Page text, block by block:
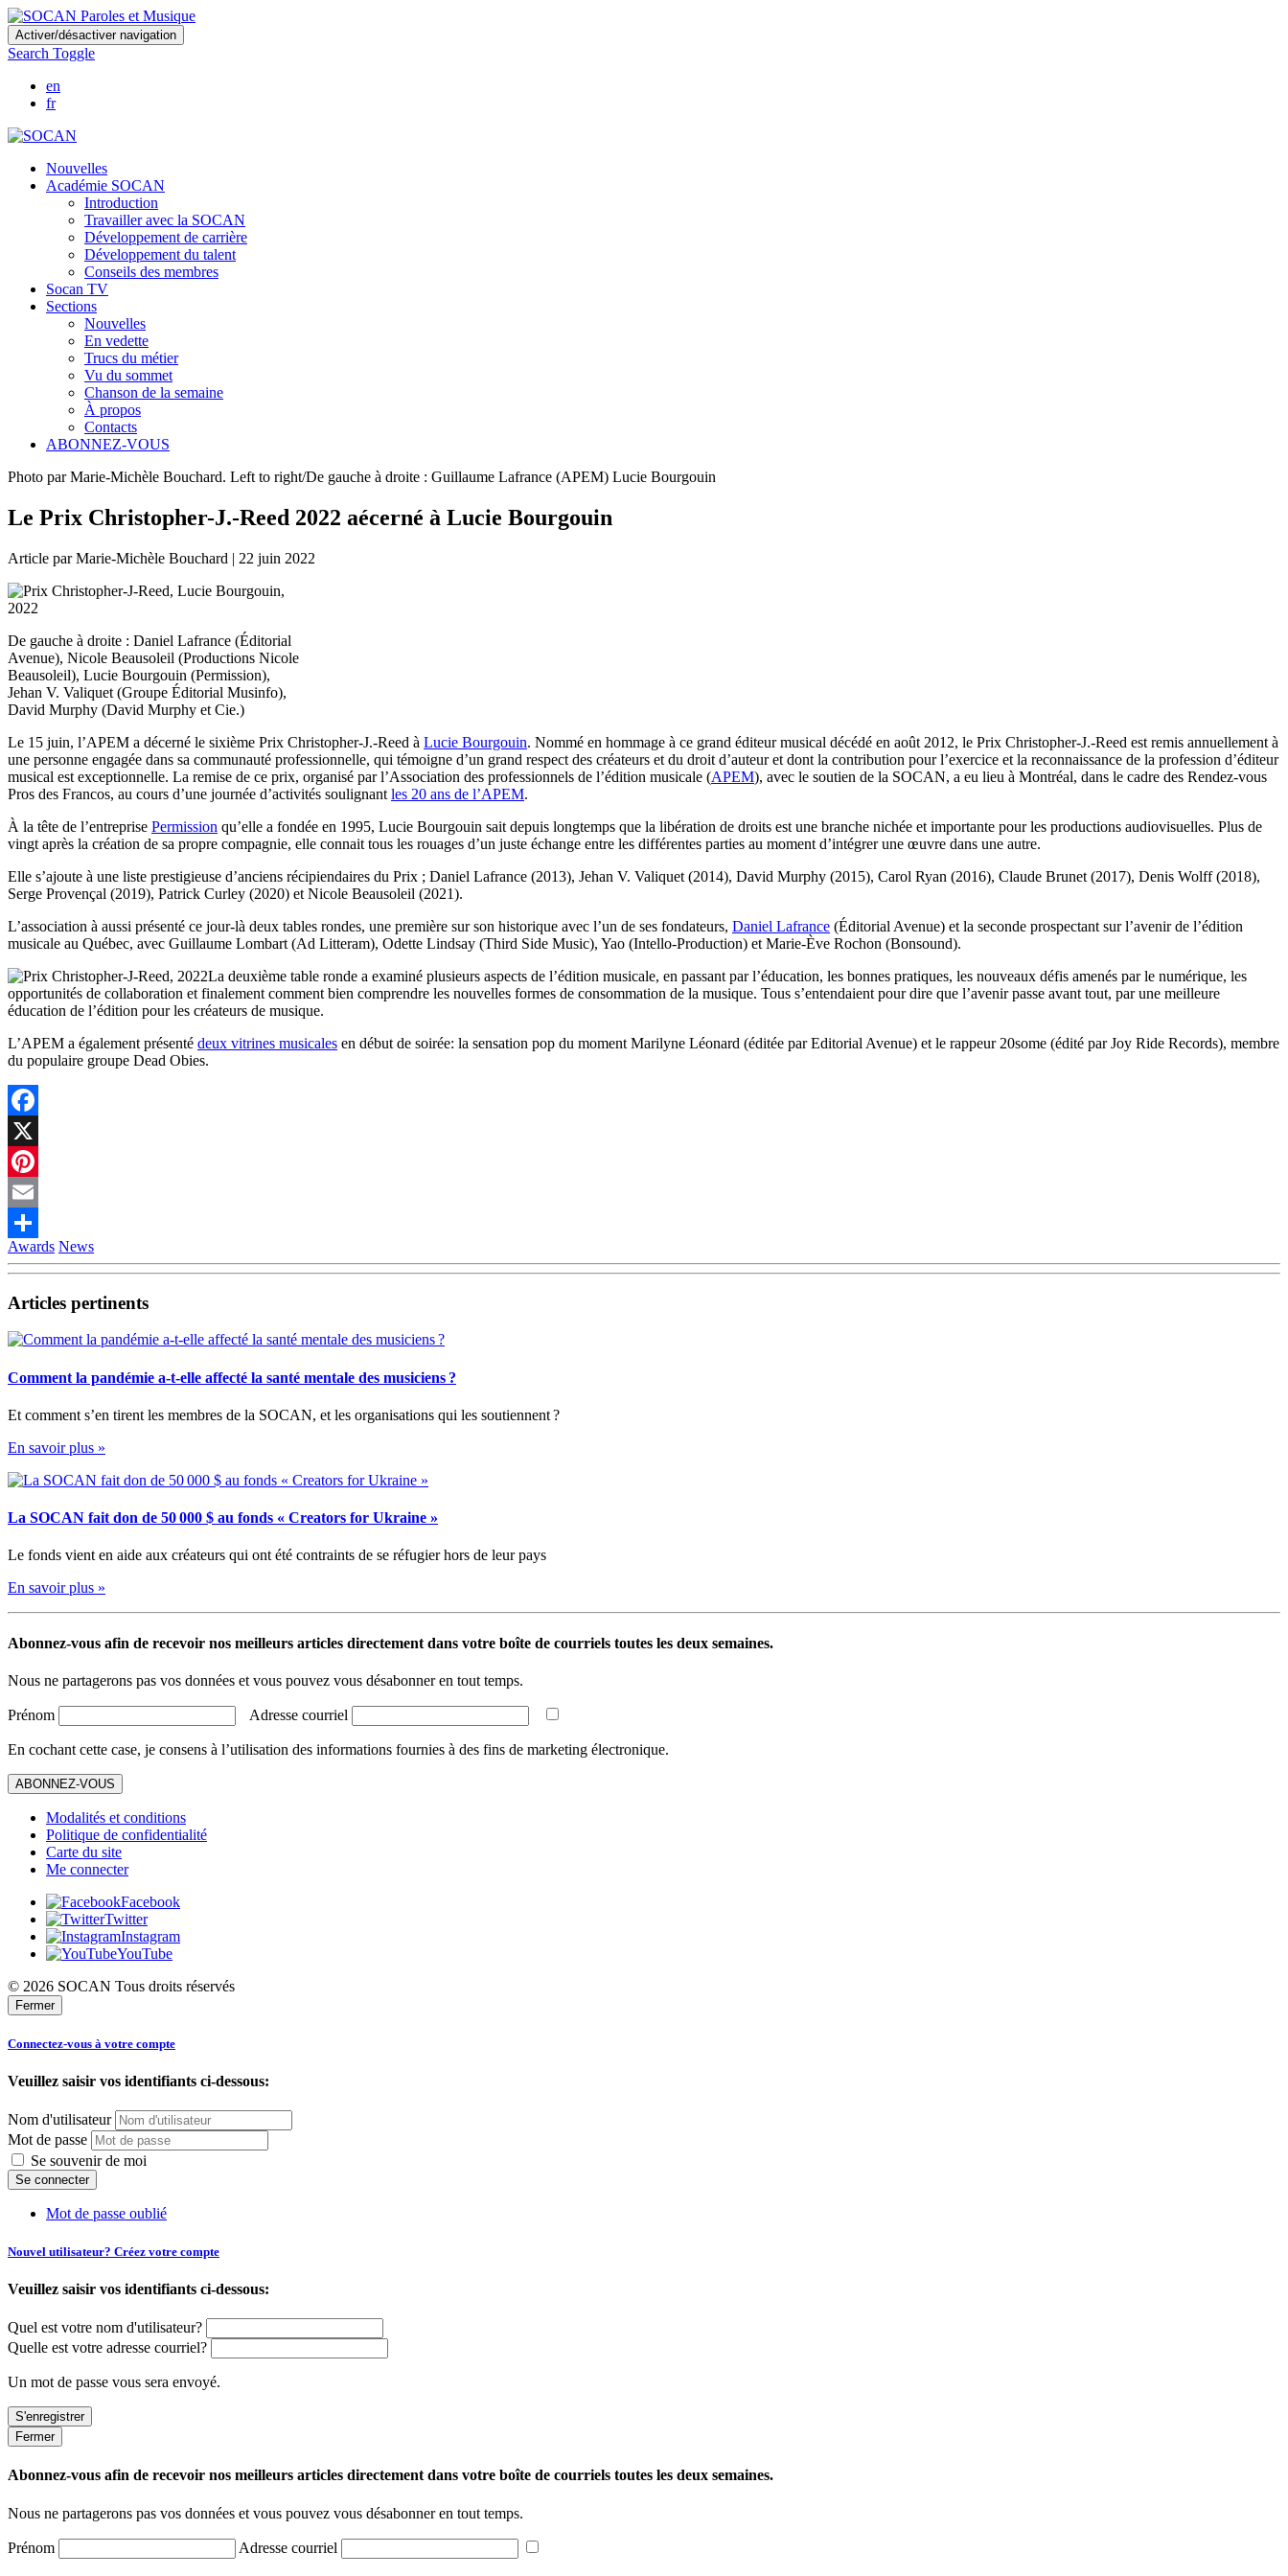
Skip
to
main
content
Activer/désactiver navigation
Search Toggle
en
fr
Nouvelles
Académie SOCAN
Introduction
Travailler avec la SOCAN
Développement de carrière
Développement du talent
Conseils des membres
Socan TV
Sections
Nouvelles
En vedette
Trucs du métier
Vu du sommet
Chanson de la semaine
À propos
Contacts
ABONNEZ-VOUS
Photo par Marie-Michèle Bouchard. Left to right/De gauche à droite : Guillaume Lafrance (APEM) Lucie Bourgouin
Le Prix Christopher-J.-Reed 2022 aécerné à Lucie Bourgouin
Article par Marie-Michèle Bouchard | 22 juin 2022
De gauche à droite : Daniel Lafrance (Éditorial
Avenue), Nicole Beausoleil (Productions Nicole
Beausoleil), Lucie Bourgouin (Permission),
Jehan V. Valiquet (Groupe Éditorial Musinfo),
David Murphy (David Murphy et Cie.)
Le 15 juin, l’APEM a décerné le sixième Prix Christopher-J.-Reed à Lucie Bourgouin. Nommé en hommage à ce grand éditeur musical décédé en août 2012, le Prix Christopher-J.-Reed est remis annuellement à
une personne engagée dans sa communauté professionnelle, qui témoigne d’un grand respect des créateurs et du droit d’auteur et dont la contribution pour l’exercice et la reconnaissance de la profession d’éditeur
musical est exceptionnelle. La remise de ce prix, organisé par l’Association des professionnels de l’édition musicale (APEM), avec le soutien de la SOCAN, a eu lieu à Montréal, dans le cadre des Rendez-vous
Pros des Francos, au cours d’une journée d’activités soulignant les 20 ans de l’APEM.
À la tête de l’entreprise Permission qu’elle a fondée en 1995, Lucie Bourgouin sait depuis longtemps que la libération de droits est une branche nichée et importante pour les productions audiovisuelles. Plus de
vingt après la création de sa propre compagnie, elle connait tous les rouages d’un juste échange entre les différentes parties au moment d’intégrer une œuvre dans une autre.
Elle s’ajoute à une liste prestigieuse d’anciens récipiendaires du Prix ; Daniel Lafrance (2013), Jehan V. Valiquet (2014), David Murphy (2015), Carol Ryan (2016), Claude Brunet (2017), Denis Wolff (2018),
Serge Provençal (2019), Patrick Curley (2020) et Nicole Beausoleil (2021).
L’association à aussi présenté ce jour-là deux tables rondes, une première sur son historique avec l’un de ses fondateurs, Daniel Lafrance (Éditorial Avenue) et la seconde prospectant sur l’avenir de l’édition
musicale au Québec, avec Guillaume Lombart (Ad Litteram), Odette Lindsay (Third Side Music), Yao (Intello-Production) et Marie-Ève Rochon (Bonsound).
La deuxième table ronde a examiné plusieurs aspects de l’édition musicale, en passant par l’éducation, les bonnes pratiques, les nouveaux défis amenés par le numérique, les
opportunités de collaboration et finalement comment bien comprendre les nouvelles formes de consommation de la musique. Tous s’entendaient pour dire que l’avenir passe avant tout, par une meilleure
éducation de l’édition pour les créateurs de musique.
L’APEM a également présenté deux vitrines musicales en début de soirée: la sensation pop du moment Marilyne Léonard (éditée par Editorial Avenue) et le rappeur 20some (édité par Joy Ride Records), membre
du populaire groupe Dead Obies.
Facebook
X
Pinterest
Email
Partager
Awards News
Articles pertinents
Comment la pandémie a-t-elle affecté la santé mentale des musiciens ?
Et comment s’en tirent les membres de la SOCAN, et les organisations qui les soutiennent ?
En savoir plus »
La SOCAN fait don de 50 000 $ au fonds « Creators for Ukraine »
Le fonds vient en aide aux créateurs qui ont été contraints de se réfugier hors de leur pays
En savoir plus »
Abonnez-vous afin de recevoir nos meilleurs articles directement dans votre boîte de courriels toutes les deux semaines.
Nous ne partagerons pas vos données et vous pouvez vous désabonner en tout temps.
Prénom Adresse courriel
En cochant cette case, je consens à l’utilisation des informations fournies à des fins de marketing électronique.
ABONNEZ-VOUS
Modalités et conditions
Politique de confidentialité
Carte du site
Me connecter
Facebook
Twitter
Instagram
YouTube
© 2026 SOCAN Tous droits réservés
Fermer
Connectez-vous à votre compte
Veuillez saisir vos identifiants ci-dessous:
Nom d'utilisateur
Mot de passe
Se souvenir de moi
Mot de passe oublié
Nouvel utilisateur? Créez votre compte
Veuillez saisir vos identifiants ci-dessous:
Quel est votre nom d'utilisateur?
Quelle est votre adresse courriel?
Un mot de passe vous sera envoyé.
Fermer
Abonnez-vous afin de recevoir nos meilleurs articles directement dans votre boîte de courriels toutes les deux semaines.
Nous ne partagerons pas vos données et vous pouvez vous désabonner en tout temps.
Prénom Adresse courriel